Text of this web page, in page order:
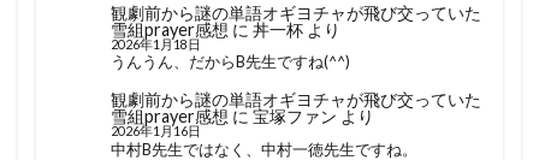
観劇前から謎の単語オギヨチャが飛び交っていた
雪組prayer感想 に 丼一杯より
2026年1月18日
うんうん、だからB先生ですね(^^)
観劇前から謎の単語オギヨチャが飛び交っていた
雪組prayer感想 に 宝塚ファン より
2026年1月16日
中村B先生ではなく、中村一徳先生ですね。